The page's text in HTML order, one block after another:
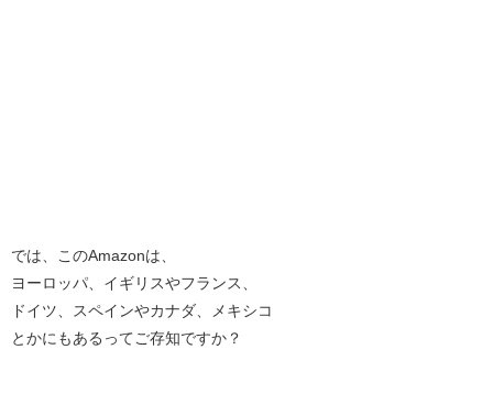
では、このAmazonは、
ヨーロッパ、イギリスやフランス、
ドイツ、スペインやカナダ、メキシコ
とかにもあるってご存知ですか？